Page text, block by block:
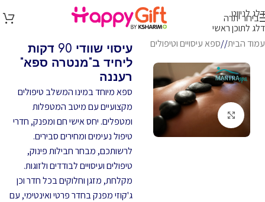
דלג לניווט
דלג לתוכן ראשי
בירור יתרה
עמוד הבית/ ספא עיסויים וטיפולים
לחץ להגדלה
עיסוי שוודי 90 דקות
ליחיד ב"מנטרה ספא"
רעננה
ספא מיוחד במינו המשלב טיפולים
מקצועיים עם מיטב המטפלות
ומטפלים. יחס אישי חם ומפנק, חדרי
טיפול נעימים ומחירים סבירים.
לרשותכם, מבחר חבילות פינוק,
טיפולים ועיסויים לבודדים ולזוגות.
מקלחת, מזגן וחלוקים בכל חדר וכן
ג'קוזי מפנק בחדר פרטי ואינטימי, עם